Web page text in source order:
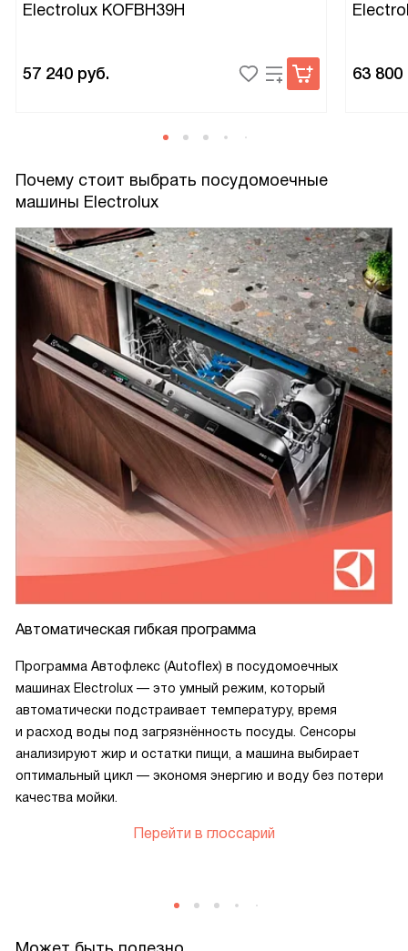
Electrolux KOFBH39H
57 240 руб. 63 800
Почему стоит выбрать посудомоечные
машины Electrolux
Автоматическая гибкая программа
Программа Автофлекс (Autoflex) в посудомоечных
машинах Electrolux — это умный режим, который
автоматически подстраивает температуру, время
и расход воды под загрязнённость посуды. Сенсоры
анализируют жир и остатки пищи, а машина выбирает
оптимальный цикл — экономя энергию и воду без потери
качества мойки.
Перейти в глоссарий